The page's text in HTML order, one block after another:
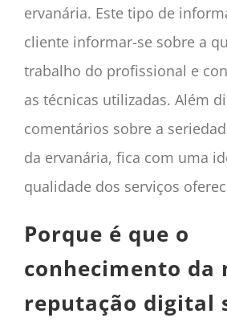
ervanária. Este tipo de
cliente informar-se sobre a
trabalho do profissional e
as técnicas utilizadas. Além
comentários sobre a
da ervanária, fica com uma
qualidade dos serviços
Porque é que o
conhecimento da
reputação digital